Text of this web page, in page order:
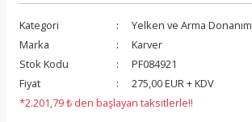
Kategori Yelken ve Arma Donanım
Marka
Karver
Stok Kodu
PF084921
Fiyat
275,00 EUR + KDV
*2.201,79 ₺ den başlayan taksitlerle!!